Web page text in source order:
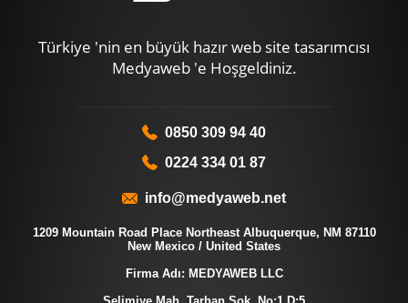
Türkiye 'nin en büyük hazır web site tasarımcısı
Medyaweb 'e Hoşgeldiniz.
0850 309 94 40
0224 334 01 87
info@medyaweb.net
1209 Mountain Road Place Northeast Albuquerque, NM 87110
New Mexico / United States
Firma Adı: MEDYAWEB LLC